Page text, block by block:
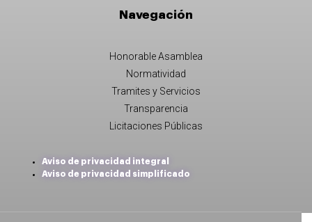
Navegación
Honorable Asamblea
Normatividad
Tramites y Servicios
Transparencia
Licitaciones Públicas
Aviso de privacidad integral
Aviso de privacidad simplificado